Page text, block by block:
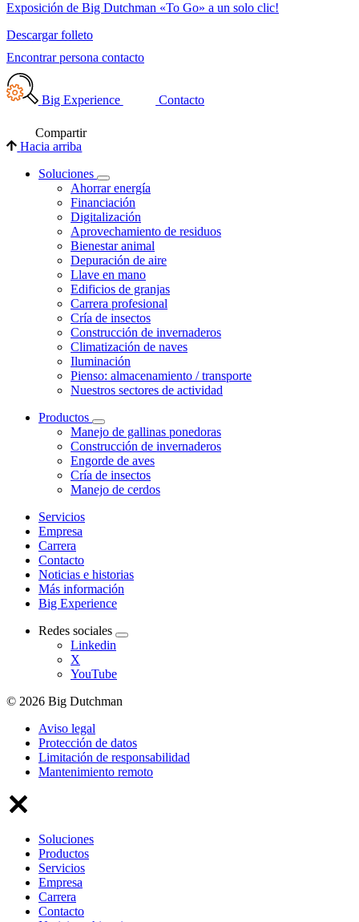
Exposición de Big Dutchman «To Go» a un solo clic!
Descargar folleto
Encontrar persona contacto
Big Experience Contacto
Compartir
Hacia arriba
Soluciones
Ahorrar energía
Financiación
Digitalización
Aprovechamiento de residuos
Bienestar animal
Depuración de aire
Llave en mano
Edificios de granjas
Carrera profesional
Cría de insectos
Construcción de invernaderos
Climatización de naves
Iluminación
Pienso: almacenamiento / transporte
Nuestros sectores de actividad
Productos
Manejo de gallinas ponedoras
Construcción de invernaderos
Engorde de aves
Cría de insectos
Manejo de cerdos
Servicios
Empresa
Carrera
Contacto
Noticias e historias
Más información
Big Experience
Redes sociales
Linkedin
X
YouTube
© 2026 Big Dutchman
Aviso legal
Protección de datos
Limitación de responsabilidad
Mantenimiento remoto
Soluciones
Productos
Servicios
Empresa
Carrera
Contacto